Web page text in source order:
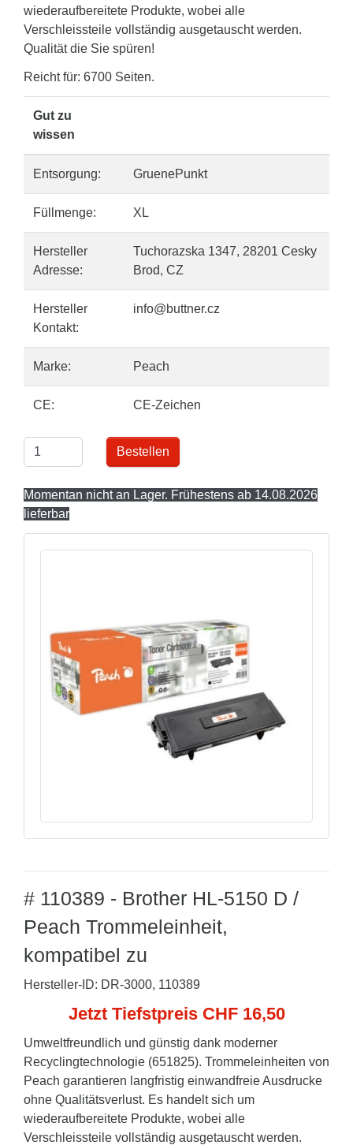
wiederaufbereitete Produkte, wobei alle
Verschleissteile vollständig ausgetauscht werden.
Qualität die Sie spüren!
Reicht für: 6700 Seiten.
Gut zu
wissen
Entsorgung: GruenePunkt
Füllmenge: XL
Hersteller
Adresse:
Tuchorazska 1347, 28201 Cesky
Brod, CZ
Hersteller
Kontakt:
info@buttner.cz
Marke: Peach
CE: CE-Zeichen
Bestellen
Momentan nicht an Lager. Frühestens ab 14.08.2026
lieferbar
# 110389 - Brother HL-5150 D /
Peach Trommeleinheit,
kompatibel zu
Hersteller-ID: DR-3000, 110389
Jetzt Tiefstpreis CHF 16,50
Umweltfreundlich und günstig dank moderner
Recyclingtechnologie (651825). Trommeleinheiten von
Peach garantieren langfristig einwandfreie Ausdrucke
ohne Qualitätsverlust. Es handelt sich um
wiederaufbereitete Produkte, wobei alle
Verschleissteile vollständig ausgetauscht werden.